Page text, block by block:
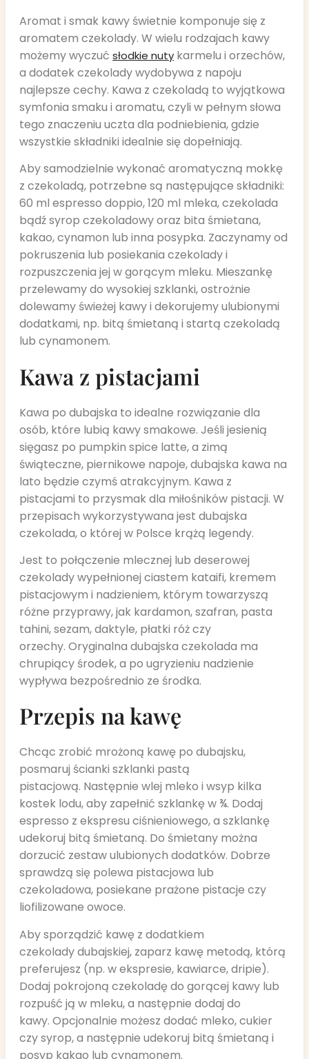
Aromat i smak kawy świetnie komponuje się z
aromatem czekolady. W wielu rodzajach kawy
możemy wyczuć słodkie nuty karmelu i orzechów,
a dodatek czekolady wydobywa z napoju
najlepsze cechy. Kawa z czekoladą to wyjątkowa
symfonia smaku i aromatu, czyli w pełnym słowa
tego znaczeniu uczta dla podniebienia, gdzie
wszystkie składniki idealnie się dopełniają.
Aby samodzielnie wykonać aromatyczną mokkę
z czekoladą, potrzebne są następujące składniki:
60 ml espresso doppio, 120 ml mleka, czekolada
bądź syrop czekoladowy oraz bita śmietana,
kakao, cynamon lub inna posypka. Zaczynamy od
pokruszenia lub posiekania czekolady i
rozpuszczenia jej w gorącym mleku. Mieszankę
przelewamy do wysokiej szklanki, ostrożnie
dolewamy świeżej kawy i dekorujemy ulubionymi
dodatkami, np. bitą śmietaną i startą czekoladą
lub cynamonem.
Kawa z pistacjami
Kawa po dubajska to idealne rozwiązanie dla
osób, które lubią kawy smakowe. Jeśli jesienią
sięgasz po pumpkin spice latte, a zimą
świąteczne, piernikowe napoje, dubajska kawa na
lato będzie czymś atrakcyjnym. Kawa z
pistacjami to przysmak dla miłośników pistacji. W
przepisach wykorzystywana jest dubajska
czekolada, o której w Polsce krążą legendy.
Jest to połączenie mlecznej lub deserowej
czekolady wypełnionej ciastem kataifi, kremem
pistacjowym i nadzieniem, którym towarzyszą
różne przyprawy, jak kardamon, szafran, pasta
tahini, sezam, daktyle, płatki róż czy
orzechy. Oryginalna dubajska czekolada ma
chrupiący środek, a po ugryzieniu nadzienie
wypływa bezpośrednio ze środka.
Przepis na kawę
Chcąc zrobić mrożoną kawę po dubajsku,
posmaruj ścianki szklanki pastą
pistacjową. Następnie wlej mleko i wsyp kilka
kostek lodu, aby zapełnić szklankę w ¾. Dodaj
espresso z ekspresu ciśnieniowego, a szklankę
udekoruj bitą śmietaną. Do śmietany można
dorzucić zestaw ulubionych dodatków. Dobrze
sprawdzą się polewa pistacjowa lub
czekoladowa, posiekane prażone pistacje czy
liofilizowane owoce.
Aby sporządzić kawę z dodatkiem
czekolady dubajskiej, zaparz kawę metodą, którą
preferujesz (np. w ekspresie, kawiarce, dripie).
Dodaj pokrojoną czekoladę do gorącej kawy lub
rozpuść ją w mleku, a następnie dodaj do
kawy. Opcjonalnie możesz dodać mleko, cukier
czy syrop, a następnie udekoruj bitą śmietaną i
posyp kakao lub cynamonem.